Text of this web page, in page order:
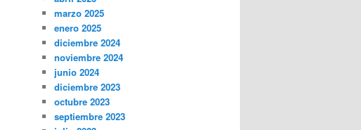
marzo 2025
enero 2025
diciembre 2024
noviembre 2024
junio 2024
diciembre 2023
octubre 2023
septiembre 2023